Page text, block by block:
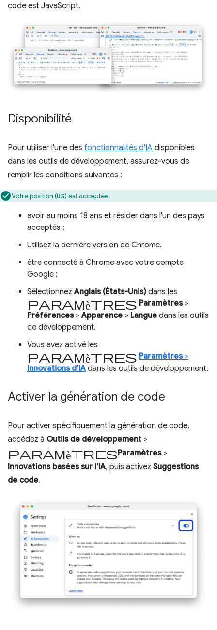
code est JavaScript.
Disponibilité
Pour utiliser l'une des fonctionnalités d'IA disponibles
dans les outils de développement, assurez-vous de
remplir les conditions suivantes :
Votre position (US) est acceptée.
avoir au moins 18 ans et résider dans l'un des pays
acceptés ;
Utilisez la dernière version de Chrome.
être connecté à Chrome avec votre compte
Google ;
SélectionnezAnglais (États-Unis) dans les
paramètres Paramètres>
Préférences>Apparence > Langue dans les outils
de développement.
Vous avez activé les
paramètres Paramètres>
Innovations d'IA dans les outils de développement.
Activer la génération de code
Pour activer spécifiquement la génération de code,
accédez à Outils de développement >
ParamètresParamètres>
Innovations basées sur l'IA, puis activez Suggestions
de code.